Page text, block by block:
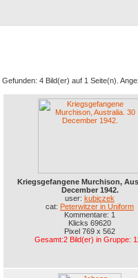
Gefunden: 4 Bild(er) auf 1 Seite(n).
Kriegsgefangene Murchison,
December 1942.
user: kubiczek
cat: Peterwitzer in Uniform
Kommentare: 1
Klicks 69620
Pixel 769 x 562
Gesamt:2 Bild(er) in Gruppe: